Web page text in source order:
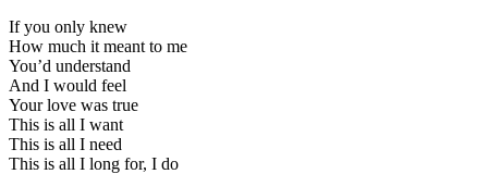
If you only knew
How much it meant to me
You’d understand
And I would feel
Your love was true
This is all I want
This is all I need
This is all I long for, I do